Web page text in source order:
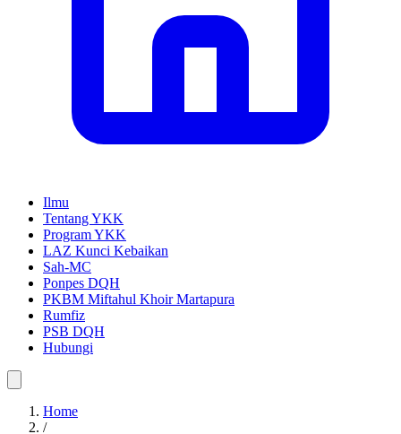
Ilmu
Tentang YKK
Program YKK
LAZ Kunci Kebaikan
Sah-MC
Ponpes DQH
PKBM Miftahul Khoir Martapura
Rumfiz
PSB DQH
Home